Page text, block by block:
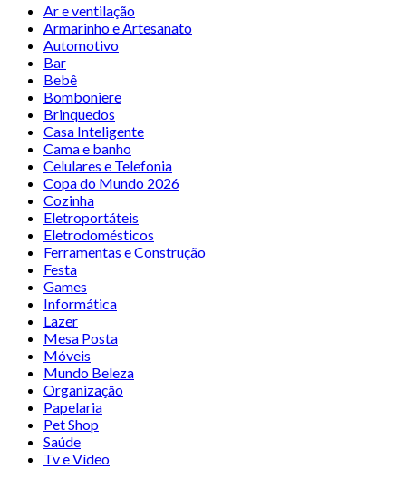
Ar e ventilação
Armarinho e Artesanato
Automotivo
Bar
Bebê
Bomboniere
Brinquedos
Casa Inteligente
Cama e banho
Celulares e Telefonia
Copa do Mundo 2026
Cozinha
Eletroportáteis
Eletrodomésticos
Ferramentas e Construção
Festa
Games
Informática
Lazer
Mesa Posta
Móveis
Mundo Beleza
Organização
Papelaria
Pet Shop
Saúde
Tv e Vídeo